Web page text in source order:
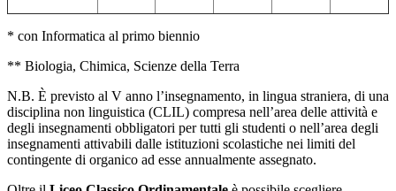
* con Informatica al primo biennio
** Biologia, Chimica, Scienze della Terra
N.B. È previsto al V anno l’insegnamento, in lingua straniera, di una
disciplina non linguistica (CLIL) compresa nell’area delle attività e
degli insegnamenti obbligatori per tutti gli studenti o nell’area degli
insegnamenti attivabili dalle istituzioni scolastiche nei limiti del
contingente di organico ad esse annualmente assegnato.